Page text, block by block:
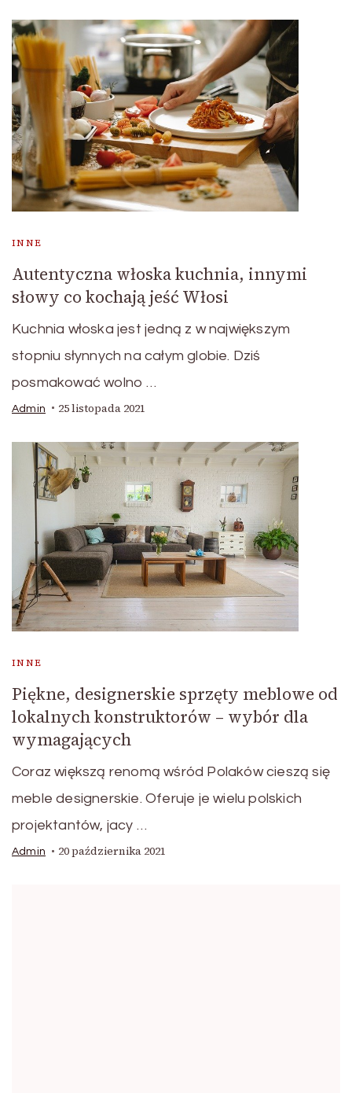
INNE
Autentyczna włoska kuchnia, innymi
słowy co kochają jeść Włosi
Kuchnia włoska jest jedną z w największym
stopniu słynnych na całym globie. Dziś
posmakować wolno …
Admin 25 listopada 2021
INNE
Piękne, designerskie sprzęty meblowe od
lokalnych konstruktorów – wybór dla
wymagających
Coraz większą renomą wśród Polaków cieszą się
meble designerskie. Oferuje je wielu polskich
projektantów, jacy …
Admin 20 października 2021